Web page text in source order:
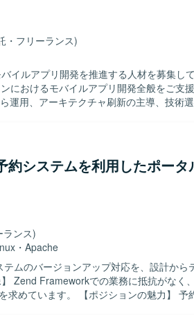
Buffers、Bitrise、GitHub Actions、
・フリーランス)
イルアプリ開発を推進する人材を募集して
におけるモバイルアプリ開発全般をご支
運用、アーキテクチャ刷新の主導、技術
ます。 【ポジションの魅力】 プロ
ャ刷新や技術選定を主導し、AIツールも
Studio、Claude、Codex、Cursor、
ジャイルです。
約システムを利用したポータ
ランス)
・ Apache
ンの魅力】 予約システム